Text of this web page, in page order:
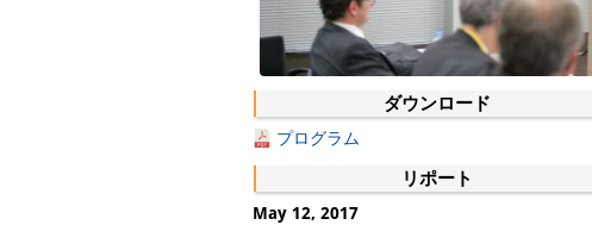
ダウンロード
プログラム
リポート
May 12, 2017